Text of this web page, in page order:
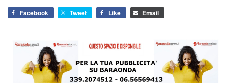
Facebook Tweet Like Email